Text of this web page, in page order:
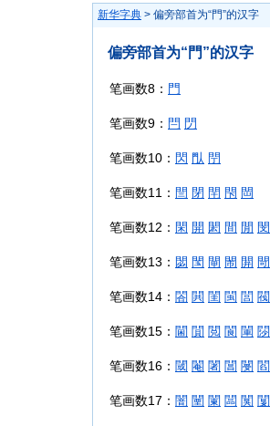
新华字典 > 偏旁部首为“門”的汉字
偏旁部首为“門”的汉字
笔画数8： 門
笔画数9： 閂 閁
笔画数10： 閃 閄 閅
笔画数11： 閆 閉 閈 閇 閊
笔画数12： 閑 開 閎 間 閒 閔
笔画数13： 閟 閠 閘 閙 閞 閜
笔画数14： 閤 閧 閨 閩 閭 閥
笔画数15： 閫 閴 閲 閬 閳 閯
笔画数16： 閾 閹 闍 閶 閿 閻
笔画数17： 闇 闉 闌 闆 闃 闅